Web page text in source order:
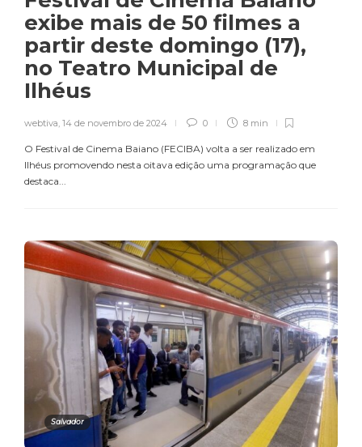
exibe mais de 50 filmes a
partir deste domingo (17),
no Teatro Municipal de
Ilhéus
webtiva 14 de novembro de 2024 0 8 min
O Festival de Cinema Baiano (FECIBA) volta a ser realizado em
Ilhéus promovendo nesta oitava edição uma programação que
destaca...
Salvador